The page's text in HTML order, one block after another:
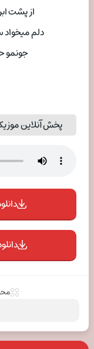
از پشت
دلم
جونمو
پخش آنلاین